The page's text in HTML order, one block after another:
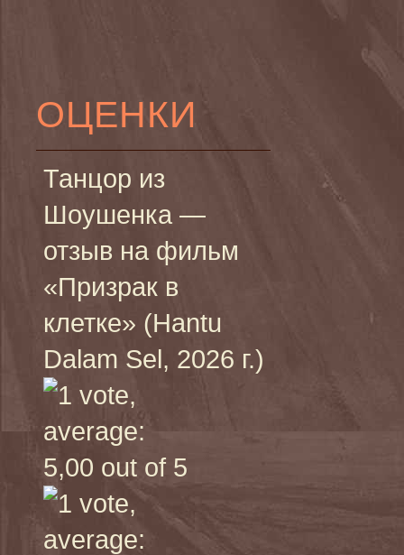
ОЦЕНКИ
Танцор из
Шоушенка —
отзыв на фильм
«Призрак в
клетке» (Hantu
Dalam Sel, 2026 г.)